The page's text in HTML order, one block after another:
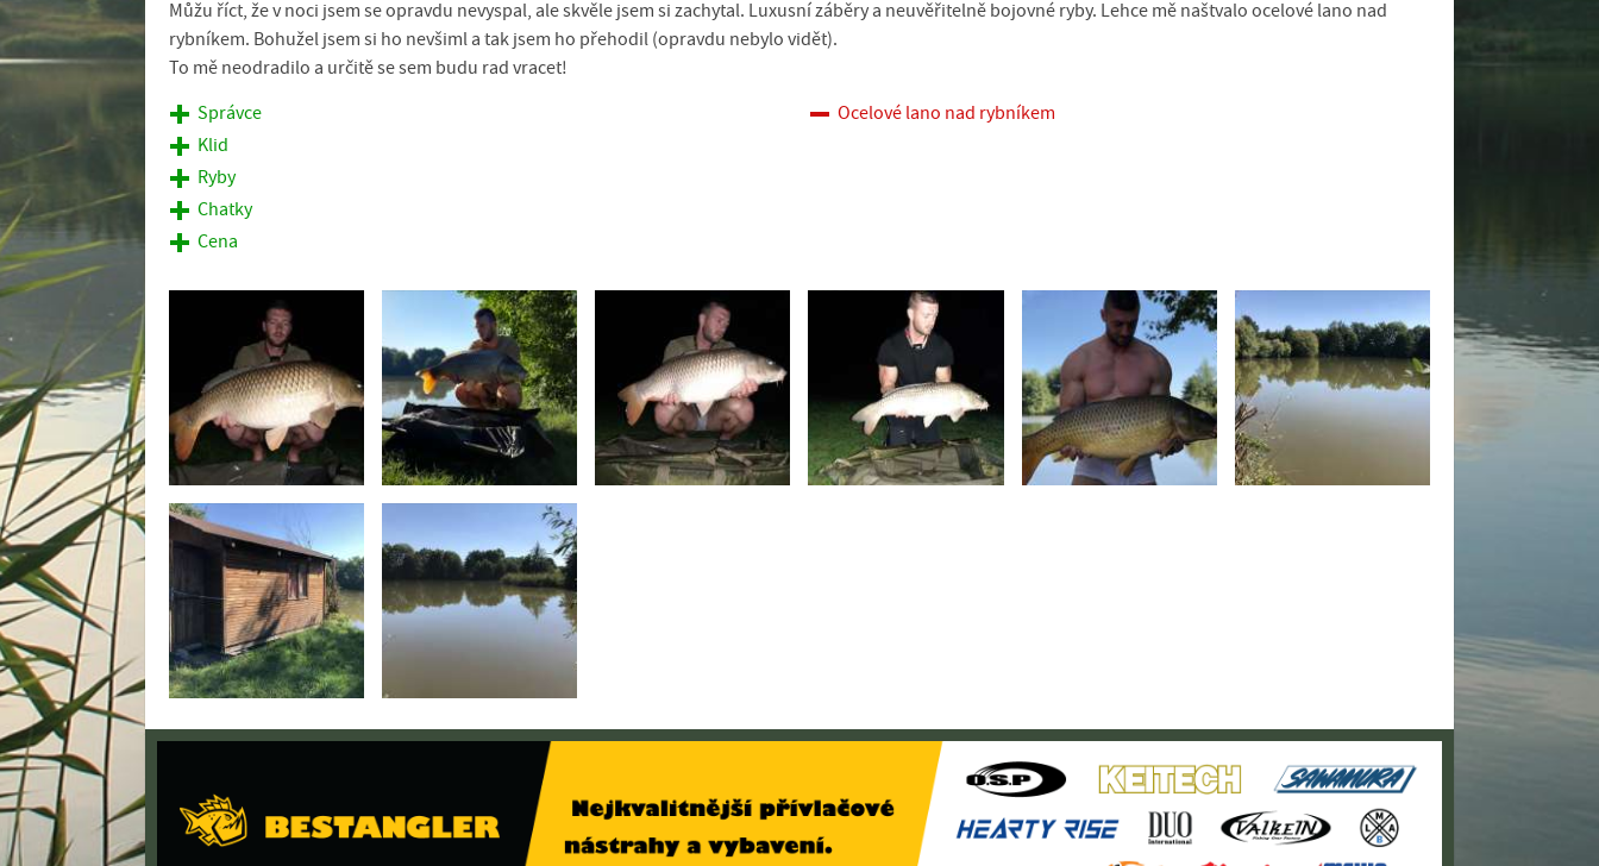
Můžu říct, že v noci jsem se opravdu nevyspal, ale skvěle jsem si zachytal. Luxusní záběry a neuvěřitelně bojovné ryby. Lehce mě naštvalo ocelové lano nad
rybníkem. Bohužel jsem si ho nevšiml a tak jsem ho přehodil (opravdu nebylo vidět).
To mě neodradilo a určitě se sem budu rad vracet!
Správce
Klid
Ryby
Chatky
Cena
Ocelové lano nad rybníkem